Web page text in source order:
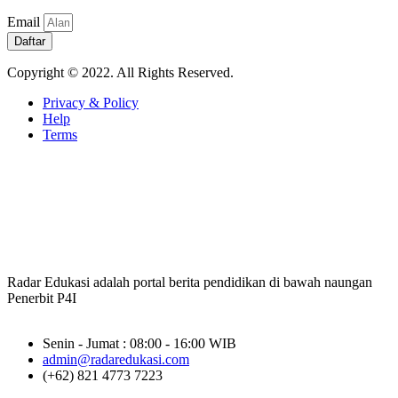
Email
Daftar
Copyright © 2022. All Rights Reserved.
Privacy & Policy
Help
Terms
Radar Edukasi adalah portal berita pendidikan di bawah naungan
Penerbit P4I
Senin - Jumat : 08:00 - 16:00 WIB
admin@radaredukasi.com
(+62) 821 4773 7223